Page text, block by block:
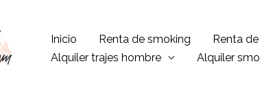
Inicio Renta de smoking Renta
Alquiler trajes hombre
Alquiler